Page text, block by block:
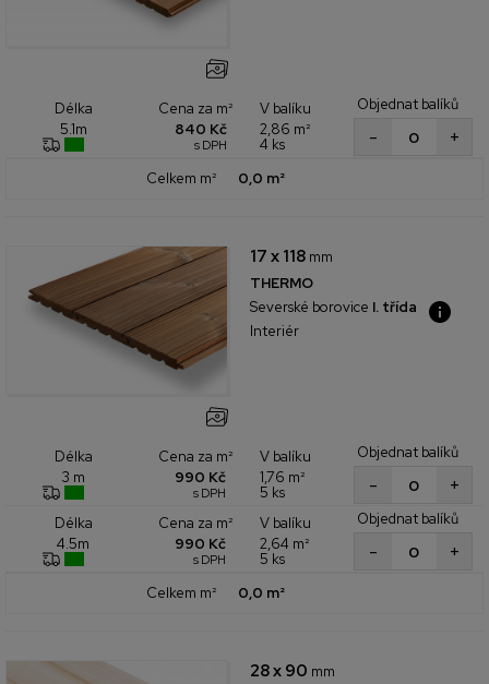
Délka
5.1m
Cena za m²
840 Kč
s DPH
V balíku
2,86 m²
4 ks
Objednat balíků
+
-
Celkem m² 0,0 m²
17 x 118 mm
THERMO
Severské borovice I. třída
Interiér
Délka
3 m
Cena za m²
990 Kč
s DPH
V balíku
1,76 m²
5 ks
Objednat balíků
+
-
Délka
4.5m
Cena za m²
990 Kč
s DPH
V balíku
2,64 m²
5 ks
Objednat balíků
+
-
Celkem m² 0,0 m²
28 x 90 mm